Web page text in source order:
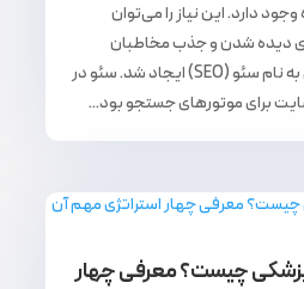
دارد. این نیاز را می‌توان
دیده شدن و جذب مخاطبان
دانست. از این رو مفهومی به نام سئو (SEO) ایجاد شد. سئو در
برای موتورهای جستجو بود...
چیست؟ معرفی چهار